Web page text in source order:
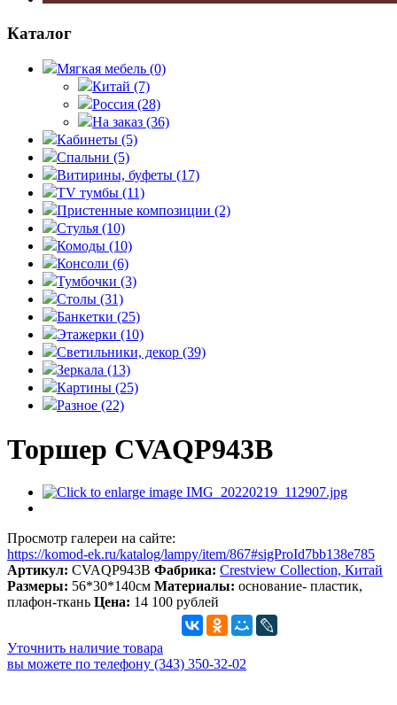
Каталог
Мягкая мебель (0)
Китай (7)
Россия (28)
На заказ (36)
Кабинеты (5)
Спальни (5)
Витирины, буфеты (17)
TV тумбы (11)
Пристенные композиции (2)
Стулья (10)
Комоды (10)
Консоли (6)
Тумбочки (3)
Столы (31)
Банкетки (25)
Этажерки (10)
Светильники, декор (39)
Зеркала (13)
Картины (25)
Разное (22)
Торшер CVAQP943B
Просмотр галереи на сайте:
https://komod-ek.ru/katalog/lampy/item/867#sigProId7bb138e785
Артикул: CVAQP943B Фабрика: Crestview Collection, Китай
Размеры: 56*30*140см Материалы: основание- пластик,
плафон-ткань Цена: 14 100 рублей
Уточнить наличие товара
вы можете по телефону (343) 350-32-02